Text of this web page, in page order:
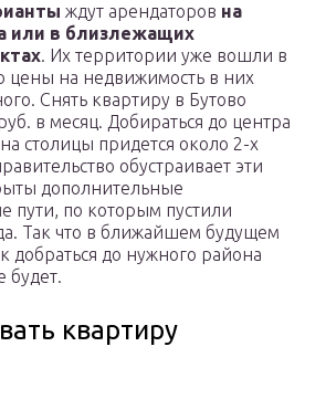
ждут арендаторов на
или в близлежащих
. Их территории уже вошли в
цены на недвижимость в них
Снять квартиру в Бутово
в месяц. Добираться до центра
столицы придется около 2-х
обустраивает эти
дополнительные
пути, по которым пустили
Так что в ближайшем будущем
добраться до нужного района
будет.
квартиру